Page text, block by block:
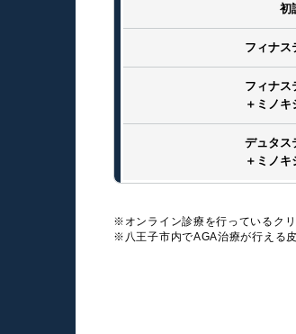
初
フィナス
フィナス
＋ミノキ
デュタス
＋ミノキ
※オンライン診療を行っているク
※八王子市内でAGA治療が行える